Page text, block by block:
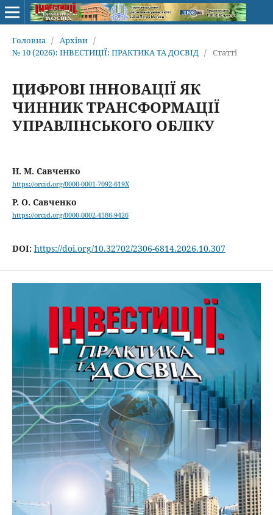
Головна / Архіви /
№ 10 (2026): ІНВЕСТИЦІЇ: ПРАКТИКА ТА ДОСВІД / Статті
ЦИФРОВІ ІННОВАЦІЇ ЯК
ЧИННИК ТРАНСФОРМАЦІЇ
УПРАВЛІНСЬКОГО ОБЛІКУ
Н. М. Савченко
https://orcid.org/0000-0001-7092-619X
Р. О. Савченко
https://orcid.org/0000-0002-4586-9426
DOI: https://doi.org/10.32702/2306-6814.2026.10.307